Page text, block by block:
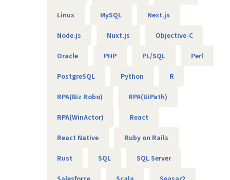
OECD国際学習到達度調査（PISA）では、読解力の低下が継
位は低迷しています。
基礎的なスキルの衰退が顕著です。
同時に、生成AIの急速な発展により、IT業界は大きな転換点
単純作業の自動化が進み、人間に求められるスキルセットが
（ https://www.jeita.or.jp/ideathon/jeitaideathon2024/ ）
私たちは、この2つの大きな変化に着目しました。
らすチャンスが訪れているのです。
装など、新たな価値の創出を支援しておりま
現在は、自社のHR領域における知見を活かし
プロダクトの成長にコミットするプロジェク
ライアントに対して、様々な形態での伴走支
同社の強みは、“組織”“人事”“採用”をそれぞ
れ個別に取り扱うのではなく、経営戦略に基
づいてトータルに俯瞰し、整合的に進めてい
く総合力にあります。こうしたアプローチが
評価され、設立から5年弱でクライアント数
は約100社以上に達しており、流通、情報サ
グファームなど、業界を代表する大手企業も
当社は社長を含め、社員構成の9割以上がエンジニアです。
りたい」という想いを込めて創業したため、
働き方を考慮して下記環境を用意しています。
・9割以上がリモート（年に数回程度の出社メンバーも）
・有給消化日数は18.5日（夏季休暇含む）
【業務の変更の範囲】
Linux MySQL Next.js
Node.js Nuxt.js Objective-C
Oracle PHP PL/SQL Perl
PostgreSQL Python R
RPA(Biz Robo) RPA(UiPath)
RPA(WinActor) React
React Native Ruby on Rails
Rust SQL SQL Server